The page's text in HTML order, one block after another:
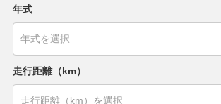
年式
走行距離（km）